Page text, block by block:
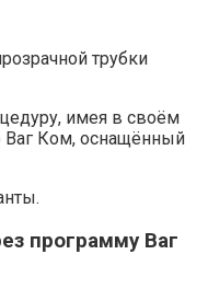
трубки
имея в своём
Ваг Ком, оснащённый
программу Ваг